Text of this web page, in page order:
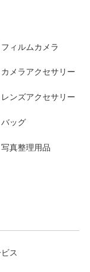
フィルムカメラ
カメラアクセサリー
レンズアクセサリー
バッグ
写真整理用品
ス